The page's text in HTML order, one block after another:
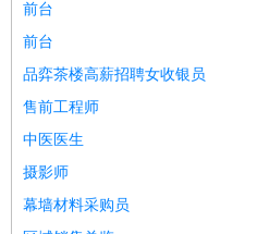
前台
前台
品弈茶楼高薪招聘女收银员
售前工程师
中医医生
摄影师
幕墙材料采购员